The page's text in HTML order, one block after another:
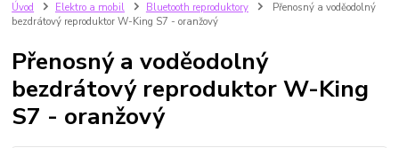
Úvod Elektro a mobil Bluetooth reproduktory
Přenosný a voděodolný
bezdrátový reproduktor W-King S7 - oranžový
Přenosný a voděodolný
bezdrátový reproduktor W-King
S7 - oranžový